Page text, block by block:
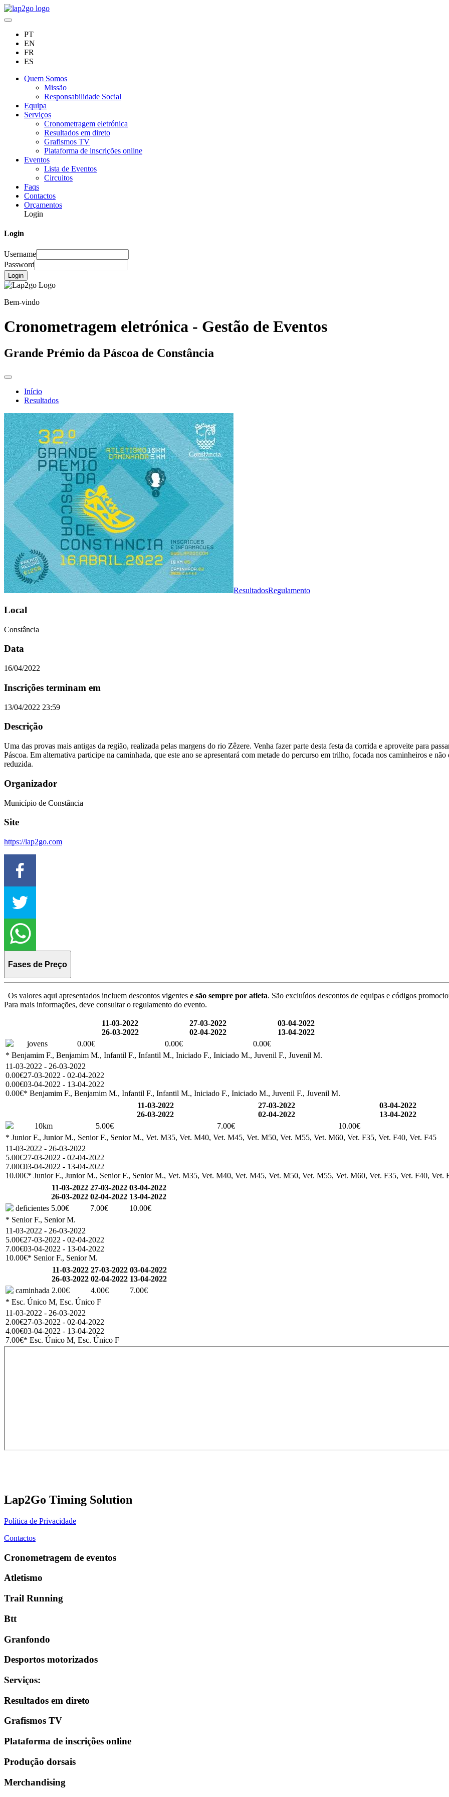
PT
EN
FR
ES
Quem Somos
Missão
Responsabilidade Social
Equipa
Serviços
Cronometragem eletrónica
Resultados em direto
Grafismos TV
Plataforma de inscrições online
Eventos
Lista de Eventos
Circuitos
Faqs
Contactos
Orçamentos
Login
Login
Username
Password
Login
Bem-vindo
Cronometragem eletrónica - Gestão de Eventos
Grande Prémio da Páscoa de Constância
Início
Resultados
ResultadosRegulamento
Local
Constância
Data
16/04/2022
Inscrições terminam em
13/04/2022 23:59
Descrição
Uma das provas mais antigas da região, realizada pelas margens do rio Zêzere. Venha fazer parte desta festa da corrida e aproveite para
Páscoa. Em alternativa participe na caminhada, que este ano se apresentará com metade do percurso em trilho, focada nos caminheiros e
reduzida.
Organizador
Município de Constância
Site
https://lap2go.com
Fases de Preço
Os valores aqui apresentados incluem descontos vigentes e são sempre por atleta. São excluídos descontos de equipas e códigos
Para mais informações, deve consultar o regulamento do evento.
11-03-2022
26-03-2022
27-03-2022
02-04-2022
03-04-2022
13-04-2022
jovens
0.00€ 0.00€
0.00€
* Benjamim F., Benjamim M., Infantil F., Infantil M., Iniciado F., Iniciado M., Juvenil F., Juvenil M.
11-03-2022 - 26-03-2022
0.00€27-03-2022 - 02-04-2022
0.00€03-04-2022 - 13-04-2022
0.00€* Benjamim F., Benjamim M., Infantil F., Infantil M., Iniciado F., Iniciado M., Juvenil F., Juvenil M.
11-03-2022
26-03-2022
27-03-2022
02-04-2022
03-04-2022
13-04-2022
10km
5.00€ 7.00€
10.00€
* Junior F., Junior M., Senior F., Senior M., Vet. M35, Vet. M40, Vet. M45, Vet. M50, Vet. M55, Vet. M60, Vet. F35, Vet. F40, Vet. F45
11-03-2022 - 26-03-2022
5.00€27-03-2022 - 02-04-2022
7.00€03-04-2022 - 13-04-2022
10.00€* Junior F., Junior M., Senior F., Senior M., Vet. M35, Vet. M40, Vet. M45, Vet. M50, Vet. M55, Vet. M60, Vet. F35, Vet. F40, Vet.
11-03-2022
26-03-2022
27-03-2022
02-04-2022
03-04-2022
13-04-2022
deficientes 5.00€ 7.00€
10.00€
* Senior F., Senior M.
11-03-2022 - 26-03-2022
5.00€27-03-2022 - 02-04-2022
7.00€03-04-2022 - 13-04-2022
10.00€* Senior F., Senior M.
11-03-2022
26-03-2022
27-03-2022
02-04-2022
03-04-2022
13-04-2022
caminhada 2.00€ 4.00€
7.00€
* Esc. Único M, Esc. Único F
11-03-2022 - 26-03-2022
2.00€27-03-2022 - 02-04-2022
4.00€03-04-2022 - 13-04-2022
7.00€* Esc. Único M, Esc. Único F
Lap2Go Timing Solution
Política de Privacidade
Contactos
Cronometragem de eventos
Atletismo
Trail Running
Btt
Granfondo
Desportos motorizados
Serviços:
Resultados em direto
Grafismos TV
Plataforma de inscrições online
Produção dorsais
Merchandising